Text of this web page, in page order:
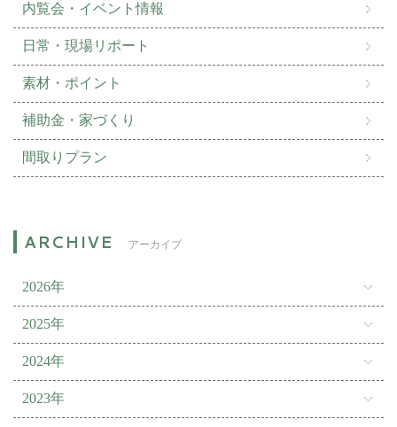
内覧会・イベント情報
日常・現場リポート
素材・ポイント
補助金・家づくり
間取りプラン
アーカイブ
2026年
2025年
2024年
2023年